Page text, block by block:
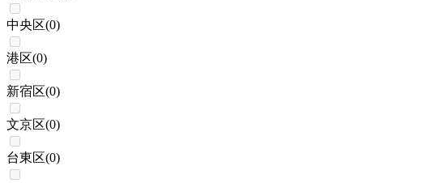
中央区(0)
港区(0)
新宿区(0)
文京区(0)
台東区(0)